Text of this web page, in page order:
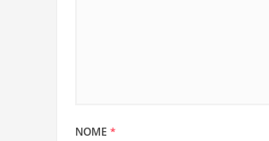
NOME *